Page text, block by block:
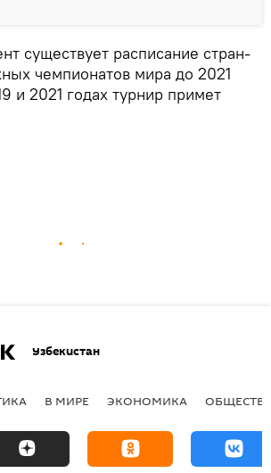
существует расписание стран-
чемпионатов мира до 2021
и 2021 годах турнир примет
Узбекистан
В МИРЕ ЭКОНОМИКА